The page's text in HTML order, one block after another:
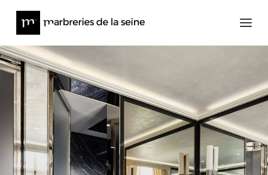
Architecture
Meubles et Objets d’Art
à propos
Presse
News